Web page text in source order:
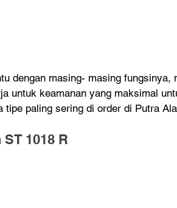
dengan masing- masing fungsinya,
untuk keamanan yang maksimal
paling sering di order di Putra
1018 R